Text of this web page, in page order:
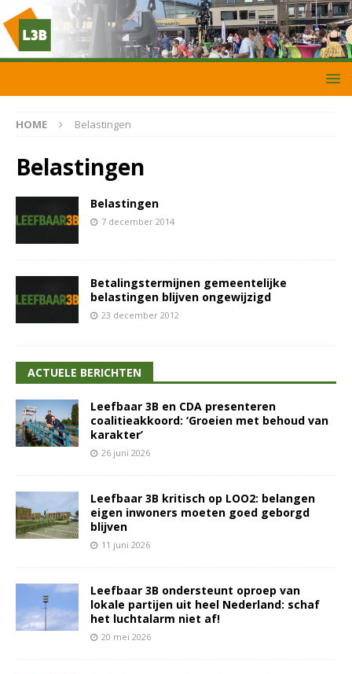
HOME Belastingen
Belastingen
Belastingen
7 december 2014
Betalingstermijnen gemeentelijke
belastingen blijven ongewijzigd
23 december 2012
ACTUELE BERICHTEN
Leefbaar 3B en CDA presenteren
coalitieakkoord: ‘Groeien met behoud van
karakter’
26 juni 2026
Leefbaar 3B kritisch op LOO2: belangen
eigen inwoners moeten goed geborgd
blijven
11 juni 2026
Leefbaar 3B ondersteunt oproep van
lokale partijen uit heel Nederland: schaf
het luchtalarm niet af!
20 mei 2026